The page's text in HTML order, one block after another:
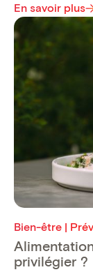
En savoir plus
Bien-être |
privilégier ?